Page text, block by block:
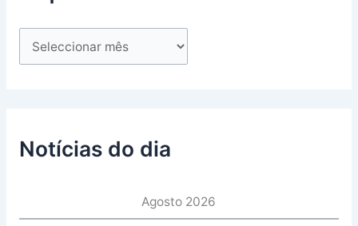
Notícias do dia
Agosto 2026